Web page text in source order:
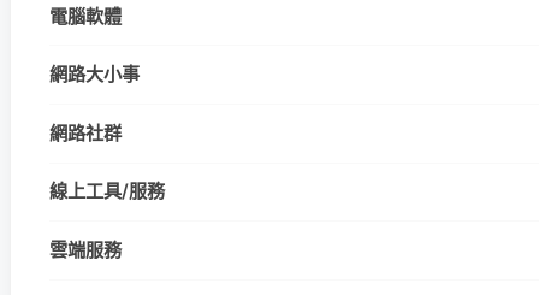
電腦軟體
網路大小事
網路社群
線上工具/服務
雲端服務